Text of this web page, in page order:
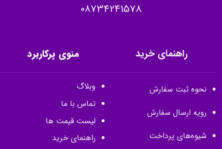
08734241578
راهنمای خرید
نحوه ثبت سفارش
رویه ارسال سفارش
شیوه‌های پرداخت
منوی پرکاربرد
وبلاگ
تماس با ما
لیست قیمت ها
راهنمای خرید